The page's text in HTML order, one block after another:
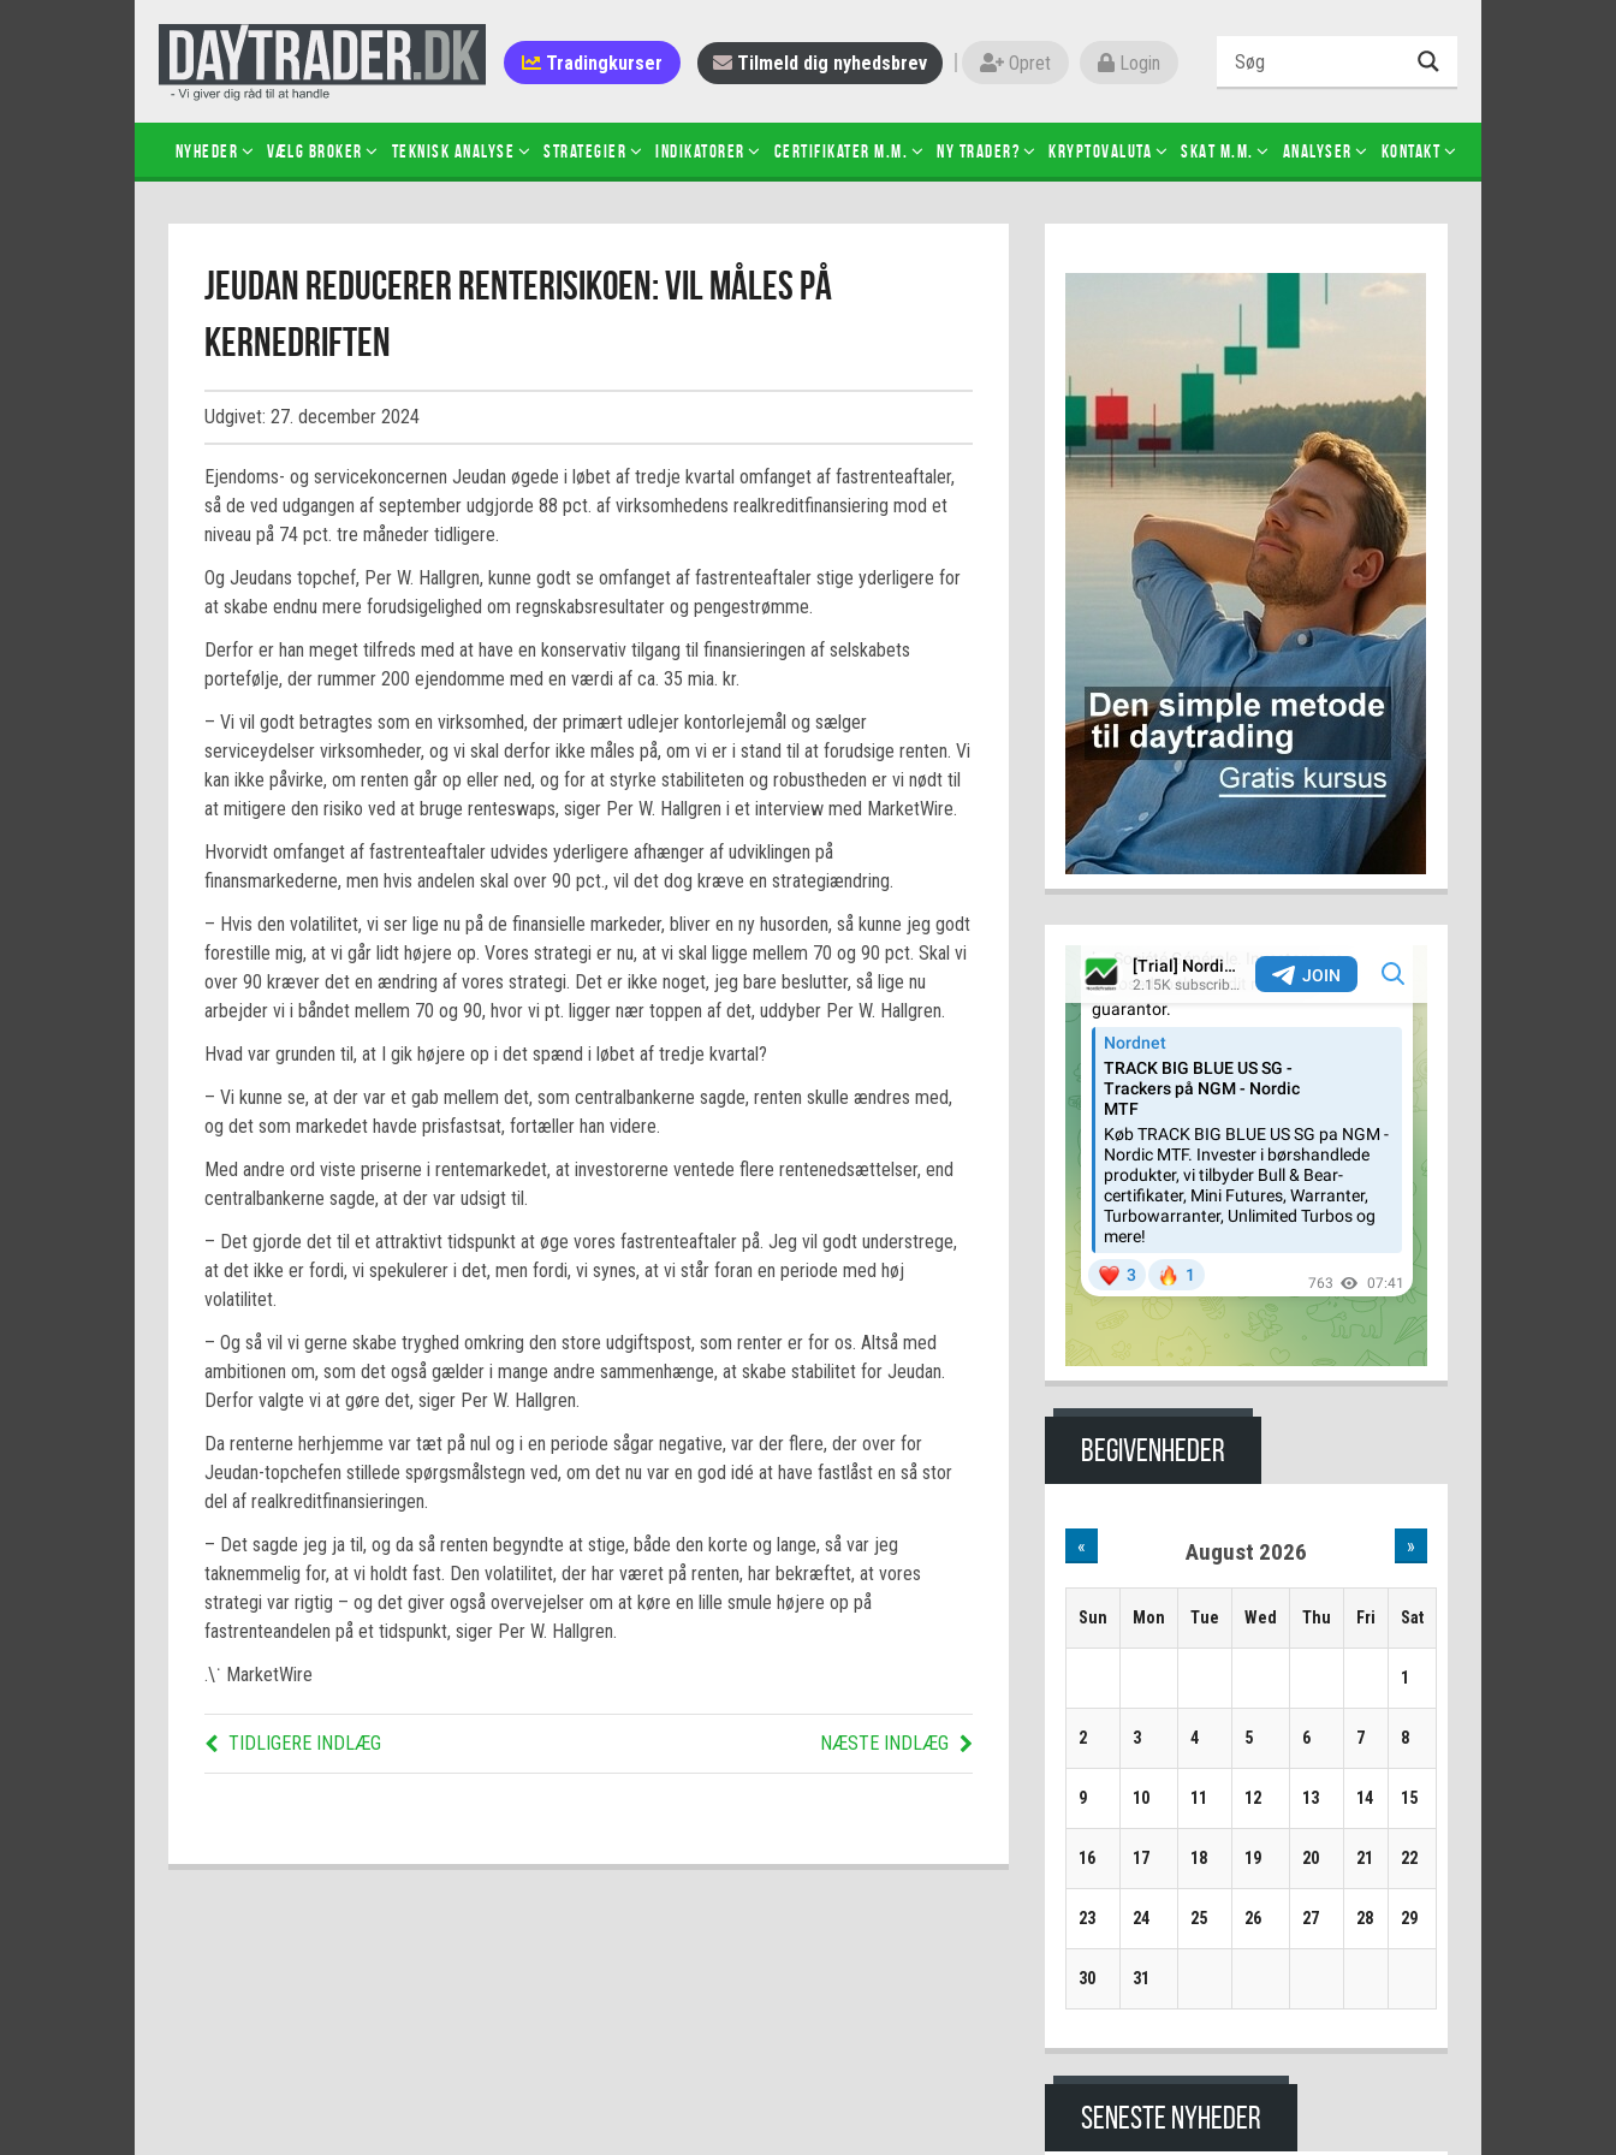
Tradingkurser Tilmeld dig nyhedsbrev Opret Login
Nyheder Vælg broker Teknisk analyse Strategier Indikatorer Certifikater m.m. Ny trader?
Kopiér de bedste tradere og
investorer
handel?
Det betyder de nye ESMA-regler
Gearing af aktier – hvad er det?
Futures-kontrakter
Kopier Jeppe Kirk Bonde
Kryptovaluta SKAT m.m. Analyser Kontakt
Jeudan reducerer renterisikoen: Vil måles på
kernedriften
Udgivet: 27. december 2024
Ejendoms- og servicekoncernen Jeudan øgede i løbet af tredje kvartal omfanget af fastrenteaftaler,
så de ved udgangen af september udgjorde 88 pct. af virksomhedens realkreditfinansiering mod et
niveau på 74 pct. tre måneder tidligere.
Og Jeudans topchef, Per W. Hallgren, kunne godt se omfanget af fastrenteaftaler stige yderligere for
at skabe endnu mere forudsigelighed om regnskabsresultater og pengestrømme.
Derfor er han meget tilfreds med at have en konservativ tilgang til finansieringen af selskabets
portefølje, der rummer 200 ejendomme med en værdi af ca. 35 mia. kr.
– Vi vil godt betragtes som en virksomhed, der primært udlejer kontorlejemål og sælger
serviceydelser virksomheder, og vi skal derfor ikke måles på, om vi er i stand til at forudsige renten. Vi
kan ikke påvirke, om renten går op eller ned, og for at styrke stabiliteten og robustheden er vi nødt til
at mitigere den risiko ved at bruge renteswaps, siger Per W. Hallgren i et interview med MarketWire.
Hvorvidt omfanget af fastrenteaftaler udvides yderligere afhænger af udviklingen på
finansmarkederne, men hvis andelen skal over 90 pct., vil det dog kræve en strategiændring.
– Hvis den volatilitet, vi ser lige nu på de finansielle markeder, bliver en ny husorden, så kunne jeg godt
forestille mig, at vi går lidt højere op. Vores strategi er nu, at vi skal ligge mellem 70 og 90 pct. Skal vi
over 90 kræver det en ændring af vores strategi. Det er ikke noget, jeg bare beslutter, så lige nu
arbejder vi i båndet mellem 70 og 90, hvor vi pt. ligger nær toppen af det, uddyber Per W. Hallgren.
Hvad var grunden til, at I gik højere op i det spænd i løbet af tredje kvartal?
– Vi kunne se, at der var et gab mellem det, som centralbankerne sagde, renten skulle ændres med,
og det som markedet havde prisfastsat, fortæller han videre.
Med andre ord viste priserne i rentemarkedet, at investorerne ventede flere rentenedsættelser, end
centralbankerne sagde, at der var udsigt til.
– Det gjorde det til et attraktivt tidspunkt at øge vores fastrenteaftaler på. Jeg vil godt understrege,
at det ikke er fordi, vi spekulerer i det, men fordi, vi synes, at vi står foran en periode med høj
volatilitet.
– Og så vil vi gerne skabe tryghed omkring den store udgiftspost, som renter er for os. Altså med
ambitionen om, som det også gælder i mange andre sammenhænge, at skabe stabilitet for Jeudan.
Derfor valgte vi at gøre det, siger Per W. Hallgren.
Da renterne herhjemme var tæt på nul og i en periode sågar negative, var der flere, der over for
Jeudan-topchefen stillede spørgsmålstegn ved, om det nu var en god idé at have fastlåst en så stor
del af realkreditfinansieringen.
– Det sagde jeg ja til, og da så renten begyndte at stige, både den korte og lange, så var jeg
taknemmelig for, at vi holdt fast. Den volatilitet, der har været på renten, har bekræftet, at vores
strategi var rigtig – og det giver også overvejelser om at køre en lille smule højere op på
fastrenteandelen på et tidspunkt, siger Per W. Hallgren.
.\˙ MarketWire
TIDLIGERE INDLÆG NÆSTE INDLÆG
BEGIVENHEDER
« August 2026 »
Sun Mon Tue Wed Thu Fri Sat
1
2 3 4 5 6 7 8
9 10 11 12 13 14 15
16 17 18 19 20 21 22
23 24 25 26 27 28 29
30 31
SENESTE NYHEDER